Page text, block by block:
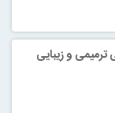
و زیبایی